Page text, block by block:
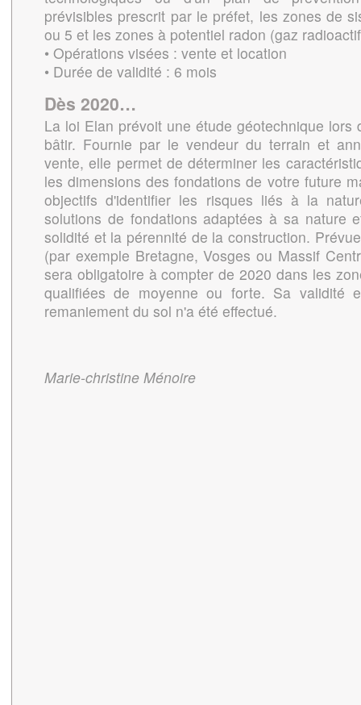
prévisibles prescrit par le préfet, les zones de
ou 5 et les zones à potentiel radon (gaz
• Opérations visées : vente et location
• Durée de validité : 6 mois
Dès 2020…
La loi Elan prévoit une étude géotechnique lors
bâtir. Fournie par le vendeur du terrain et
vente, elle permet de déterminer les
les dimensions des fondations de votre future
objectifs d'identifier les risques liés à la
solutions de fondations adaptées à sa nature
solidité et la pérennité de la construction.
(par exemple Bretagne, Vosges ou Massif
sera obligatoire à compter de 2020 dans les
qualifiées de moyenne ou forte. Sa validité
remaniement du sol n'a été effectué.
Marie-christine Ménoire